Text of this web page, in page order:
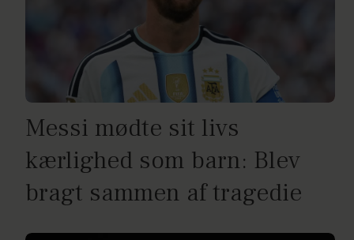
Messi mødte sit livs
kærlighed som barn: Blev
bragt sammen af tragedie